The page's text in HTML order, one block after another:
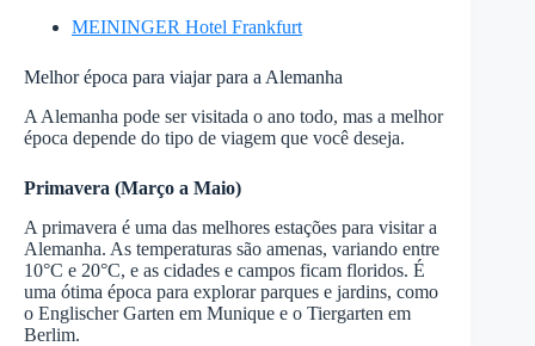
MEININGER Hotel Frankfurt
Melhor época para viajar para a Alemanha
A Alemanha pode ser visitada o ano todo, mas a melhor
época depende do tipo de viagem que você deseja.
Primavera (Março a Maio)
A primavera é uma das melhores estações para visitar a
Alemanha. As temperaturas são amenas, variando entre
10°C e 20°C, e as cidades e campos ficam floridos. É
uma ótima época para explorar parques e jardins, como
o Englischer Garten em Munique e o Tiergarten em
Berlim.